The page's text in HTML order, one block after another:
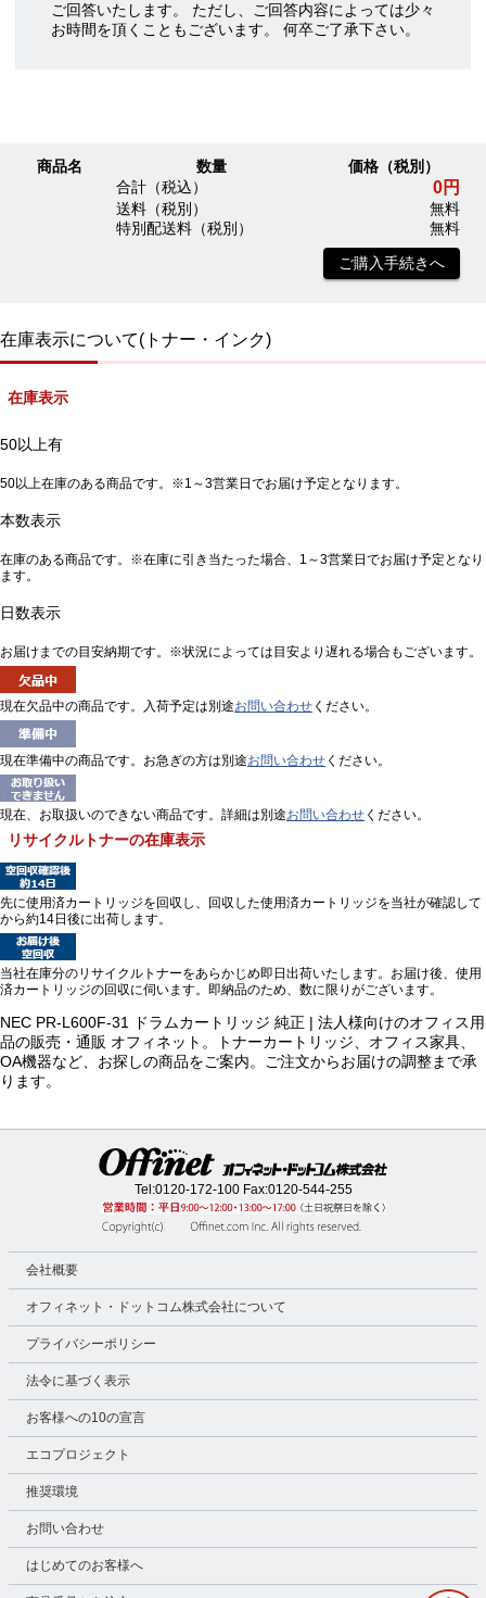
ご回答いたします。 ただし、ご回答内容によっては少々
お時間を頂くこともございます。 何卒ご了承下さい。
商品名 数量
価格（税別）
合計（税込）
0円
送料（税別）
無料
特別配送料（税別）
無料
ご購入手続きへ
在庫表示について(トナー・インク)
在庫表示
50以上有
50以上在庫のある商品です。※1～3営業日でお届け予定となります。
本数表示
在庫のある商品です。※在庫に引き当たった場合、1～3営業日でお届け予定となり
ます。
日数表示
お届けまでの目安納期です。※状況によっては目安より遅れる場合もございます。
現在欠品中の商品です。入荷予定は別途お問い合わせ ください。
現在準備中の商品です。お急ぎの方は別途お問い合わせ ください。
現在、お取扱いのできない商品です。詳細は別途お問い合わせ ください。
リサイクルトナーの在庫表示
先に使用済カートリッジを回収し、回収した使用済カートリッジを当社が確認して
から約14日後に出荷します。
当社在庫分のリサイクルトナーをあらかじめ即日出荷いたします。お届け後、使用
済カートリッジの回収に伺います。即納品のため、数に限りがございます。
NEC PR-L600F-31 ドラムカートリッジ 純正 | 法人様向けのオフィス用
品の販売・通販 オフィネット。トナーカートリッジ、オフィス家具、
OA機器など、お探しの商品をご案内。ご注文からお届けの調整まで承
ります。
Tel:0120-172-100Fax:0120-544-255
会社概要
オフィネット・ドットコム株式会社について
プライバシーポリシー
法令に基づく表示
お客様への10の宣言
エコプロジェクト
推奨環境
お問い合わせ
はじめてのお客様へ